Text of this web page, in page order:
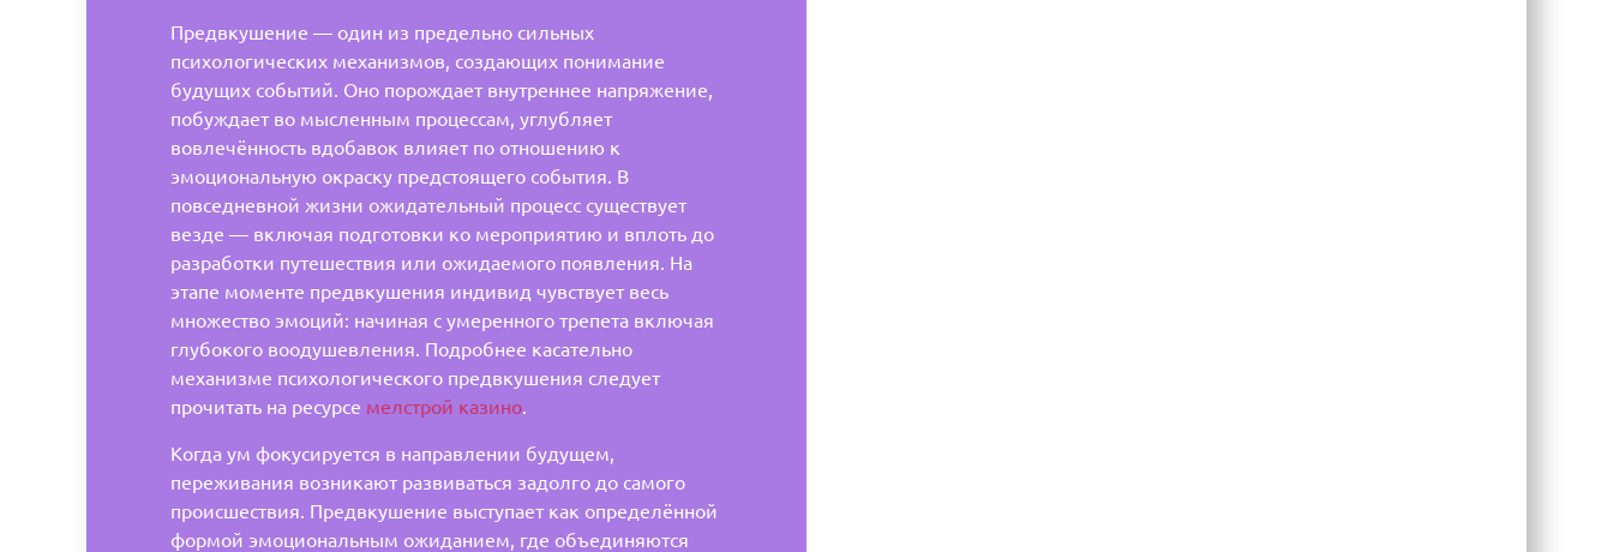
Предвкушение — один из предельно сильных
психологических механизмов, создающих понимание
будущих событий. Оно порождает внутреннее напряжение,
побуждает во мысленным процессам, углубляет
вовлечённость вдобавок влияет по отношению к
эмоциональную окраску предстоящего события. В
повседневной жизни ожидательный процесс существует
везде — включая подготовки ко мероприятию и вплоть до
разработки путешествия или ожидаемого появления. На
этапе моменте предвкушения индивид чувствует весь
множество эмоций: начиная с умеренного трепета включая
глубокого воодушевления. Подробнее касательно
механизме психологического предвкушения следует
прочитать на ресурсе мелстрой казино.
Когда ум фокусируется в направлении будущем,
переживания возникают развиваться задолго до самого
происшествия. Предвкушение выступает как определённой
формой эмоциональным ожиданием, где объединяются